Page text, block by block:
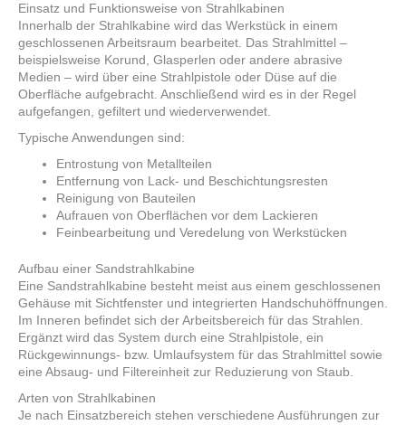
Einsatz und Funktionsweise von Strahlkabinen
Innerhalb der Strahlkabine wird das Werkstück in einem
geschlossenen Arbeitsraum bearbeitet. Das Strahlmittel –
beispielsweise Korund, Glasperlen oder andere abrasive
Medien – wird über eine Strahlpistole oder Düse auf die
Oberfläche aufgebracht. Anschließend wird es in der Regel
aufgefangen, gefiltert und wiederverwendet.
Typische Anwendungen sind:
Entrostung von Metallteilen
Entfernung von Lack- und Beschichtungsresten
Reinigung von Bauteilen
Aufrauen von Oberflächen vor dem Lackieren
Feinbearbeitung und Veredelung von Werkstücken
Aufbau einer Sandstrahlkabine
Eine Sandstrahlkabine besteht meist aus einem geschlossenen
Gehäuse mit Sichtfenster und integrierten Handschuhöffnungen.
Im Inneren befindet sich der Arbeitsbereich für das Strahlen.
Ergänzt wird das System durch eine Strahlpistole, ein
Rückgewinnungs- bzw. Umlaufsystem für das Strahlmittel sowie
eine Absaug- und Filtereinheit zur Reduzierung von Staub.
Arten von Strahlkabinen
Je nach Einsatzbereich stehen verschiedene Ausführungen zur